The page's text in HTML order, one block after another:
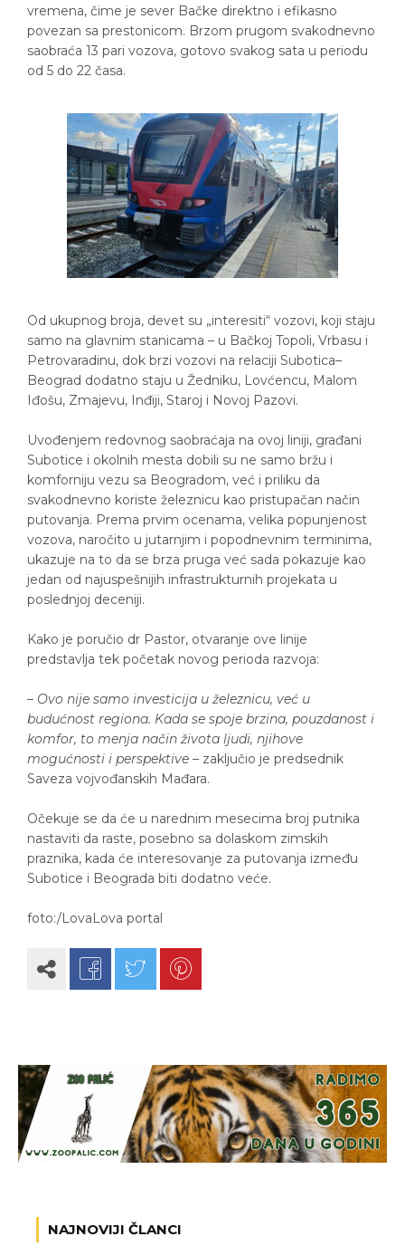
vremena, čime je sever Bačke direktno i efikasno
povezan sa prestonicom. Brzom prugom svakodnevno
saobraća 13 pari vozova, gotovo svakog sata u periodu
od 5 do 22 časa.
Od ukupnog broja, devet su „interesiti“ vozovi, koji staju
samo na glavnim stanicama – u Bačkoj Topoli, Vrbasu i
Petrovaradinu, dok brzi vozovi na relaciji Subotica–
Beograd dodatno staju u Žedniku, Lovćencu, Malom
Iđošu, Zmajevu, Inđiji, Staroj i Novoj Pazovi.
Uvođenjem redovnog saobraćaja na ovoj liniji, građani
Subotice i okolnih mesta dobili su ne samo bržu i
komforniju vezu sa Beogradom, već i priliku da
svakodnevno koriste železnicu kao pristupačan način
putovanja. Prema prvim ocenama, velika popunjenost
vozova, naročito u jutarnjim i popodnevnim terminima,
ukazuje na to da se brza pruga već sada pokazuje kao
jedan od najuspešnijih infrastrukturnih projekata u
poslednjoj deceniji.
Kako je poručio dr Pastor, otvaranje ove linije
predstavlja tek početak novog perioda razvoja:
– Ovo nije samo investicija u železnicu, već u
budućnost regiona. Kada se spoje brzina, pouzdanost i
komfor, to menja način života ljudi, njihove
mogućnosti i perspektive – zaključio je predsednik
Saveza vojvođanskih Mađara.
Očekuje se da će u narednim mesecima broj putnika
nastaviti da raste, posebno sa dolaskom zimskih
praznika, kada će interesovanje za putovanja između
Subotice i Beograda biti dodatno veće.
foto:/LovaLova portal
NAJNOVIJI ČLANCI